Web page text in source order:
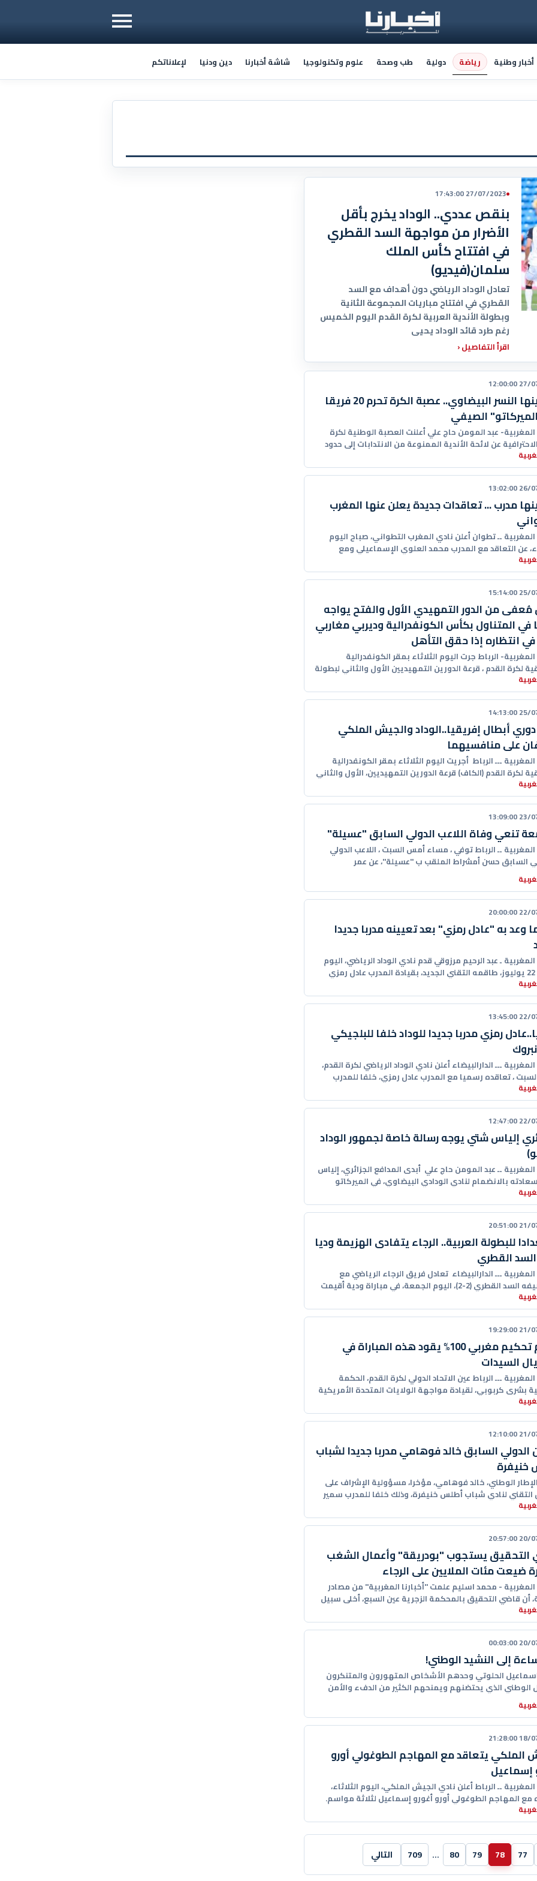
أخبار وطنية رياضة دولية طب وصحة علوم وتكنولوجيا شاشة أخبارنا دين ودنيا لإعلاناتكم
27/07/2023 17:43:00
بنقص عددي.. الوداد يخرج بأقل
الأضرار من مواجهة السد القطري
في افتتاح كأس الملك
سلمان(فيديو)
تعادل الوداد الرياضي دون أهداف مع السد
القطري في افتتاح مباريات المجموعة الثانية
وبطولة الأندية العربية لكرة القدم اليوم الخميس
رغم طرد قائد الوداد يحيى
اقرأ التفاصيل‹
27/07/
من بينها النسر البيضاوي.. عصبة الكرة تحرم 20 فريقا
الصيفي
المغربية- عبد المومن حاج علي أعلنت العصبة الوطنية لكرة
عن لائحة الأندية الممنوعة من الانتدابات إلى حدود
26/07/
مدرب ... تعاقدات جديدة يعلن عنها المغرب
المغربية ــ تطوان أعلن نادي المغرب التطواني، صباح اليوم
عن التعاقد مع المدرب محمد العلوي الإسماعيلي ومع
عبد
25/07/
مُعفى من الدور التمهيدي الأول والفتح يواجه
المتناول بكأس الكونفدرالية وديربي مغاربي
انتظاره إذا حقق التأهل
المغربية- الرباط جرت اليوم الثلاثاء بمقر الكونفدرالية
لكرة القدم ، قرعة الدورين التمهيديين الأول والثاني لبطولة
الإفريقية
25/07/
أبطال إفريقيا..الوداد والجيش الملكي
على منافسيهما
المغربية ـــ الرباط أجريت اليوم الثلاثاء بمقر الكونفدرالية
لكرة القدم (الكاف) قرعة الدورين التمهيديين، الأول والثاني
أبطال
23/07/
تنعي وفاة اللاعب الدولي السابق "عسيلة"
المغربية ــ الرباط توفي ، مساء أمس السبت ، اللاعب الدولي
السابق حسن أمشراط الملقب ب "عسيلة"، عن عمر
22/07/
وعد به "عادل رمزي" بعد تعيينه مدربا جديدا
المغربية ـ عبد الرحيم مرزوقي قدم نادي الوداد الرياضي، اليوم
22/07/
رمزي مدربا جديدا للوداد خلفا للبلجيكي
المغربية ـــ الدارالبيضاء أعلن نادي الوداد الرياضي لكرة القدم،
، تعاقده رسميا مع المدرب عادل رمزي، خلفا للمدرب
22/07/
إلياس شتي يوجه رسالة خاصة لجمهور الوداد
المغربية ــ عبد المومن حاج علي أبدى المدافع الجزائري، إلياس
بالانضمام لنادي الودادي البيضاوي، في الميركاتو
21/07/
للبطولة العربية.. الرجاء يتفادى الهزيمة وديا
القطري
المغربية ـــ الدارالبيضاء تعادل فريق الرجاء الرياضي مع
مستضيفه السد القطري (2-2)، اليوم الجمعة، في مباراة ودية أقيمت
21/07/
طاقم تحكيم مغربي 100% يقود هذه المباراة في
السيدات
المغربية ـــ الرباط عين الاتحاد الدولي لكرة القدم، الحكمة
بشرى كربوبي، لقيادة مواجهة الولايات المتحدة الأمريكية
ليلة
21/07/
الدولي السابق خالد فوهامي مدربا جديدا لشباب
خنيفرة
الوطني، خالد فوهامي، مؤخرا، مسؤولية الإشراف على
التقني لنادي شباب أطلس خنيفرة، وذلك خلفا للمدرب سمير
20/07/
التحقيق يستجوب "بودريقة" وأعمال الشغب
ضيعت مئات الملايين على الرجاء
المغربية - محمد اسليم علمت "أخبارنا المغربية" من مصادر
أن قاضي التحقيق بالمحكمة الزجرية عين السبع، أخلى سبيل
20/07/
إلى النشيد الوطني!
الحلوتي وحدهم الأشخاص المتهورون والمتنكرون
الوطني الذي يحتضنهم ويمنحهم الكثير من الدفء والأمن
ويغدق عليهم بعديد الخيرات
18/07/
الملكي يتعاقد مع المهاجم الطوغولي أورو
إسماعيل
المغربية ــ الرباط أعلن نادي الجيش الملكي، اليوم الثلاثاء،
مع المهاجم الطوغولي أورو أغورو إسماعيل لثلاثة مواسم.
أن
77
78
79
80
…
709 التالي